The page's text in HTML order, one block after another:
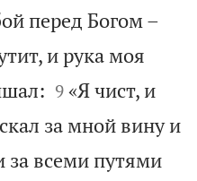
перед Богом –
и рука моя

9 «Я чист, и
за мной вину и
за всеми путями